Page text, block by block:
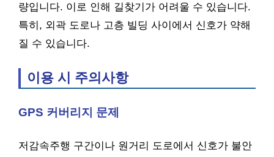
량입니다. 이로 인해 길찾기가 어려울 수 있습니다.
특히, 외곽 도로나 고층 빌딩 사이에서 신호가 약해
질 수 있습니다.
이용 시 주의사항
GPS 커버리지 문제
저감속주행 구간이나 원거리 도로에서 신호가 불안